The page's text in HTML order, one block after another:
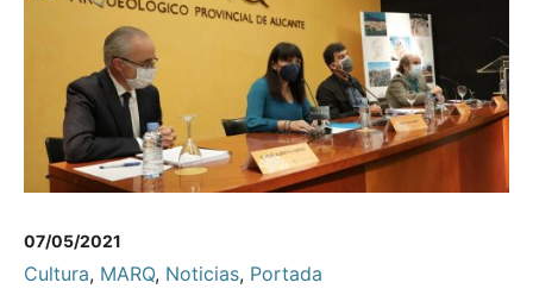
07/05/2021
Cultura, MARQ, Noticias, Portada